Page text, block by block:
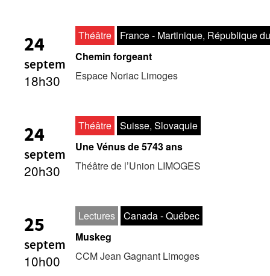
24
septem
18h30
Théâtre
France - Martinique, République
Chemin forgeant
Espace Noriac Limoges
24
septem
20h30
Théâtre
Suisse, Slovaquie
Une Vénus de 5743 ans
Théâtre de l’Union LIMOGES
25
septem
10h00
Lectures
Canada - Québec
Muskeg
CCM Jean Gagnant Limoges